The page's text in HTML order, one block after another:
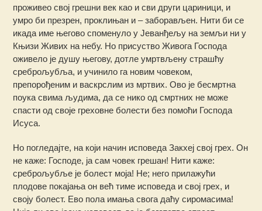
проживео свој грешни век као и сви други цариници, и
умро би презрен, проклињан и – заборављен. Нити би се
икада име његово споменуло у Јеванђељу на земљи ни у
Књизи Живих на небу. Но присуство Живога Господа
оживело је душу његову, дотле умртвљену страшћу
среброљубља, и учинило га новим човеком,
препорођеним и васкрслим из мртвих. Ово је бесмртна
поука свима људима, да се нико од смртних не може
спасти од своје греховне болести без помоћи Господа
Исуса.
Но погледајте, на који начин исповеда Закхеј свој грех. Он
не каже: Господе, ја сам човек грешан! Нити каже:
среброљубље је болест моја! Не; него прилажући
плодове покајања он већ тиме исповеда и свој грех, и
своју болест. Ево пола имања свога даћу сиромасима!